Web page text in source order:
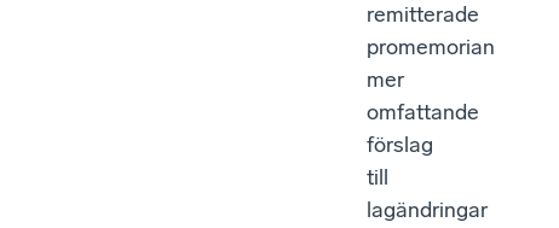
remitterade
promemorian
mer
omfattande
förslag
till
lagändringar